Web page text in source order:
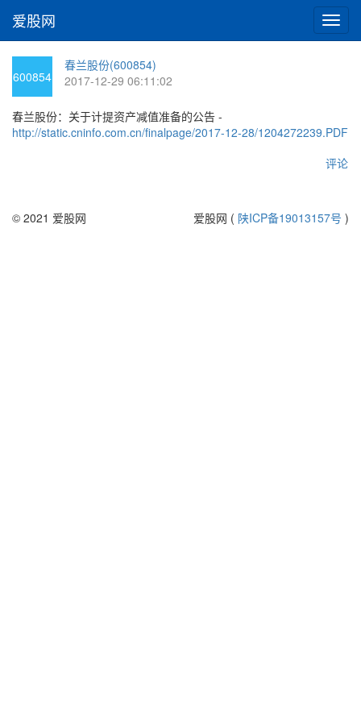
切
换
爱股网
600854
春兰股份(600854)
2017-12-29 06:11:02
春兰股份：关于计提资产减值准备的公告 -
http://static.cninfo.com.cn/finalpage/2017-12-28/1204272239.PDF
评论
© 2021 爱股网 爱股网 ( 陕ICP备19013157号 )